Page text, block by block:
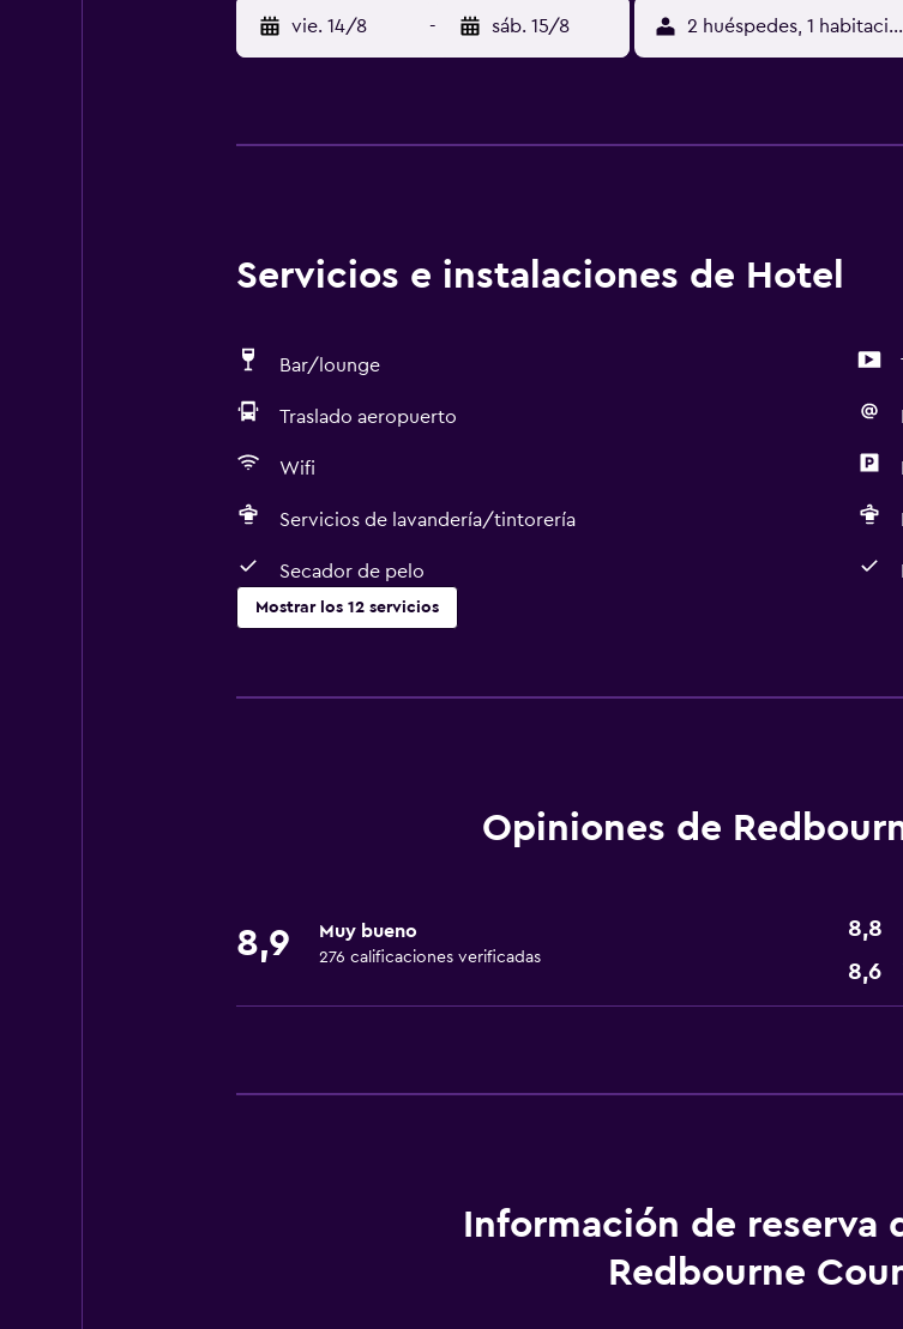
vie. 14/8 - sáb. 15/8 2 huéspedes, 1 habitación
Servicios e instalaciones de Hotel
Bar/lounge
Traslado aeropuerto
Wifi
Servicios de lavandería/tintorería
Secador de pelo
Mostrar los 12 servicios
Traslado aeropuerto
Sistema de entretenimiento
Mesa de billar
Opiniones de
8,9 Muy bueno
276 calificaciones verificadas
8,8
8,6
Información de reserva
Redbourne